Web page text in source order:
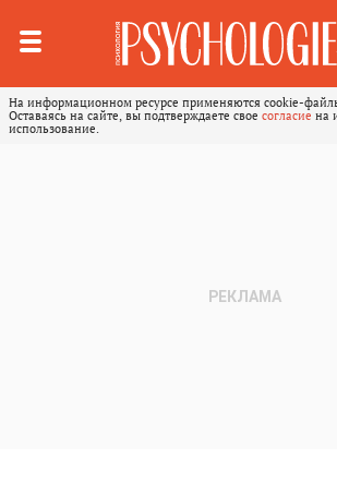
На информационном ресурсе применяются cookie-
Оставаясь на сайте, вы подтверждаете свое согласие на
использование.